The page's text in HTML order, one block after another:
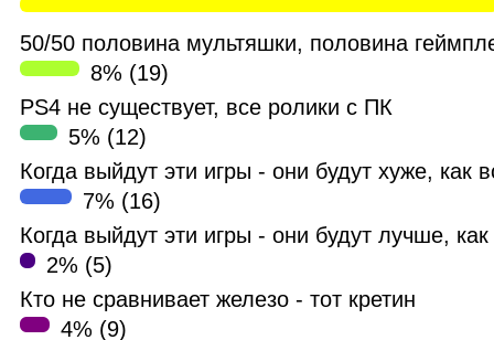
50/50 половина мультяшки, половина
8% (19)
PS4 не существует, все ролики с ПК
5% (12)
Когда выйдут эти игры - они будут хуже, как
7% (16)
Когда выйдут эти игры - они будут лучше, как
2% (5)
Кто не сравнивает железо - тот кретин
4% (9)